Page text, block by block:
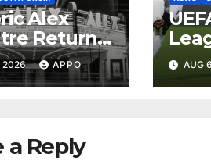
Alex
Returns
Run
Films
2026 APPO AUG
a Reply